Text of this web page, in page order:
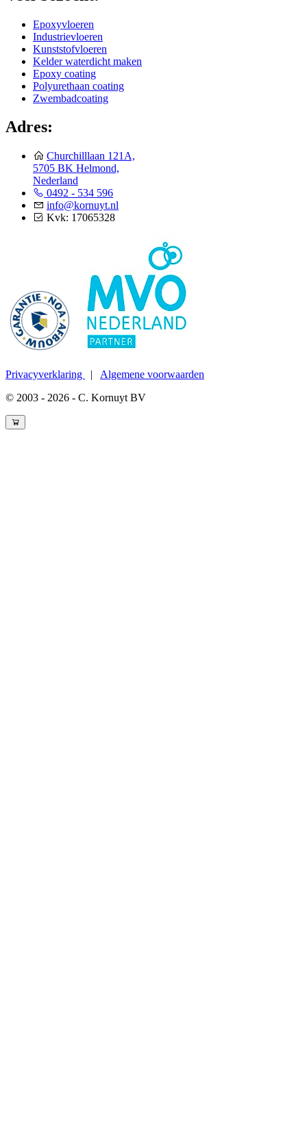
Epoxyvloeren
Industrievloeren
Kunststofvloeren
Kelder waterdicht maken
Epoxy coating
Polyurethaan coating
Zwembadcoating
Adres:
Churchilllaan 121A,
5705 BK Helmond,
Nederland
0492 - 534 596
info@kornuyt.nl
Kvk: 17065328
Privacyverklaring | Algemene voorwaarden
© 2003 - 2026 - C. Kornuyt BV